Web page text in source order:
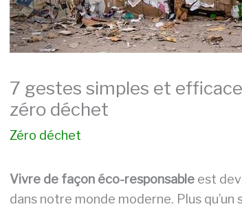
7 gestes simples et
zéro déchet
Zéro déchet
Vivre de façon éco-responsable est
dans notre monde moderne. Plus qu’un